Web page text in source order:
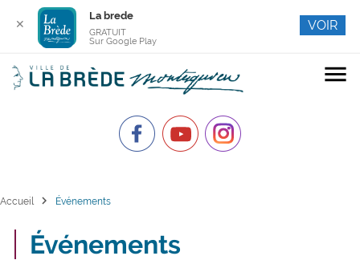
menu
Accueil chevron_right Événements
Événements
✕
La brede
GRATUIT
Sur Google Play
VOIR